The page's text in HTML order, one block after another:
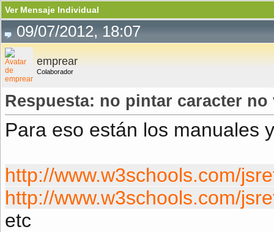
Ver Mensaje Individual
09/07/2012, 18:07
emprear
Colaborador
Respuesta: no pintar caracter
Para eso están los manuales
http://www.w3schools.com/
http://www.w3schools.com/
etc